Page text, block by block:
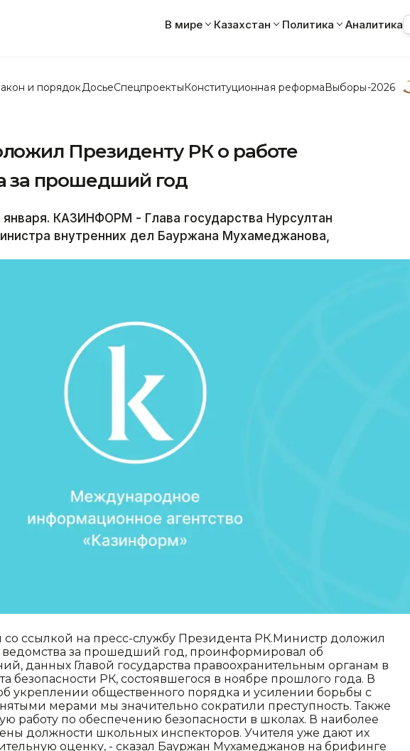
В мире Казахстан Политика Аналитика
и порядок ДосьеСпецпроектыКонституционная реформаВыборы-2026
Президенту РК о работе
за прошедший год
КАЗИНФОРМ - Глава государства Нурсултан
внутренних дел Бауржана Мухамеджанова,
ссылкой на пресс-службу Президента РК.Министр доложил
ведомства за прошедший год, проинформировал об
данных Главой государства правоохранительным органам в
безопасности РК, состоявшегося в ноябре прошлого года. В
укреплении общественного порядка и усилении борьбы с
мерами мы значительно сократили преступность. Также
работу по обеспечению безопасности в школах. В наиболее
должности школьных инспекторов. Учителя уже дают их
оценку, - сказал Бауржан Мухамеджанов на брифинге